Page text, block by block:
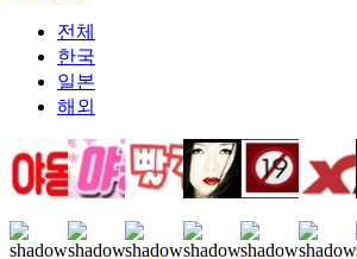
전체
한국
일본
해외